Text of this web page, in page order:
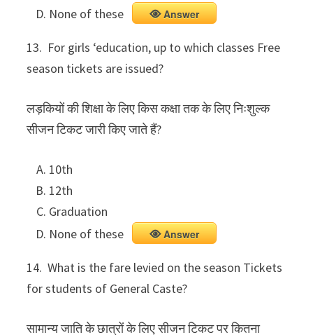
None of these
Answer
13. For girls ‘education, up to which classes Free
season tickets are issued?
लड़कियों की शिक्षा के लिए किस कक्षा तक के लिए निःशुल्क
सीजन टिकट जारी किए जाते हैं?
10th
12th
Graduation
None of these
Answer
14. What is the fare levied on the season Tickets
for students of General Caste?
सामान्य जाति के छात्रों के लिए सीजन टिकट पर कितना